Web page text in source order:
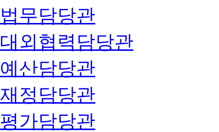
법무담당관
대외협력담당관
예산담당관
재정담당관
평가담당관